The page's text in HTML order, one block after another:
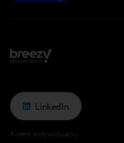
LinkedIn
Klient indywidualny